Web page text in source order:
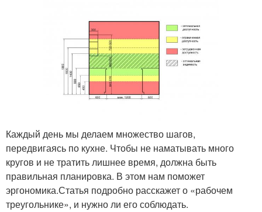
Каждый день мы делаем множество шагов,
передвигаясь по кухне. Чтобы не наматывать много
кругов и не тратить лишнее время, должна быть
правильная планировка. В этом нам поможет
эргономика.Статья подробно расскажет о «рабочем
треугольнике», и нужно ли его соблюдать.